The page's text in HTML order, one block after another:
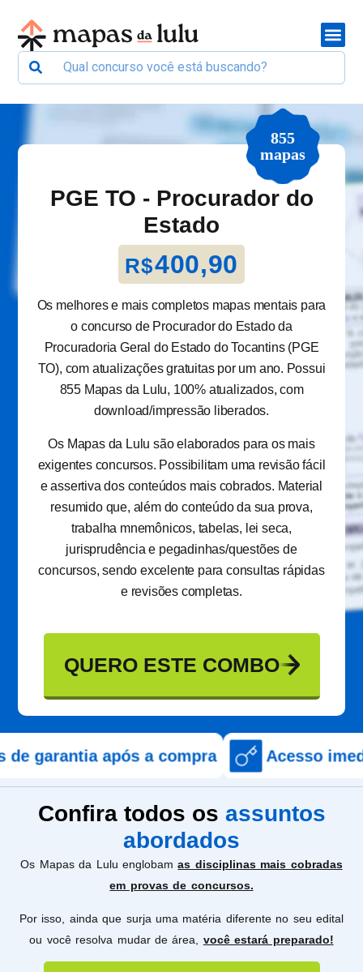
855
mapas
PGE TO - Procurador do
Estado
R$400,90
Os melhores e mais completos mapas mentais para
o concurso de Procurador do Estado da
Procuradoria Geral do Estado do Tocantins (PGE
TO), com atualizações gratuitas por um ano. Possui
855 Mapas da Lulu, 100% atualizados, com
download/impressão liberados.
Os Mapas da Lulu são elaborados para os mais
exigentes concursos. Possibilitam uma revisão fácil
e assertiva dos conteúdos mais cobrados. Material
resumido que, além do conteúdo da sua prova,
trabalha mnemônicos, tabelas, lei seca,
jurisprudência e pegadinhas/questões de
concursos, sendo excelente para consultas rápidas
e revisões completas.
QUERO ESTE COMBO
após a compra Acesso imediato após
Confira todos os assuntos
abordados
Os Mapas da Lulu englobamas disciplinas mais cobradas
em provas de concursos.
Por isso, ainda que surja uma matéria diferente no seu edital
ou você resolva mudar de área, você estará preparado!